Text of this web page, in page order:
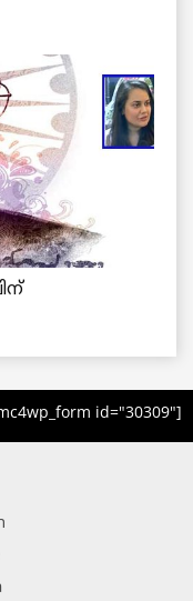
id="30309"]